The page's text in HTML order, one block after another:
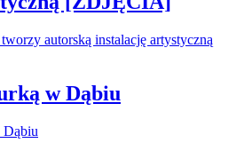
w Dąbiu